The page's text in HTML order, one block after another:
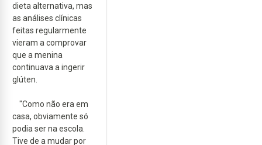
dieta alternativa, mas
as análises clínicas
feitas regularmente
vieram a comprovar
que a menina
continuava a ingerir
glúten.
"Como não era em
casa, obviamente só
podia ser na escola.
Tive de a mudar por